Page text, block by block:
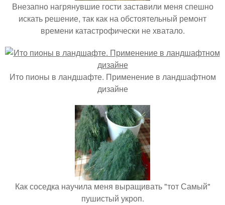
Внезапно нагрянувшие гости заставили меня спешно
искать решение, так как на обстоятельный ремонт
времени катастрофически не хватало.
Ито пионы в ландшафте. Применение в ландшафтном
дизайне
Как соседка научила меня выращивать "тот Самый"
пушистый укроп.